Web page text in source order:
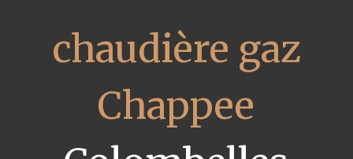
chaudière gaz
Chappee